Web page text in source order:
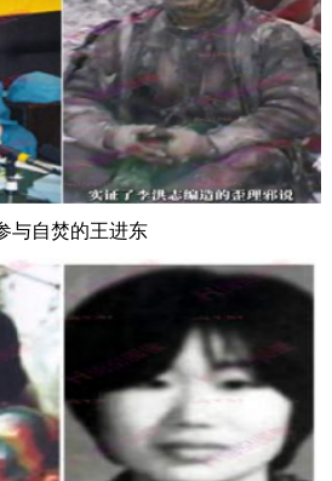
与自焚的王进东